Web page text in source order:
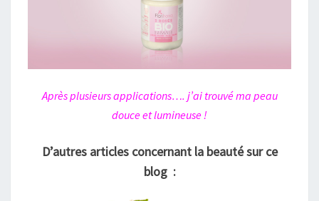
Après plusieurs applications…. j’ai trouvé ma peau
douce et lumineuse !
D’autres articles concernant la beauté sur ce
blog :